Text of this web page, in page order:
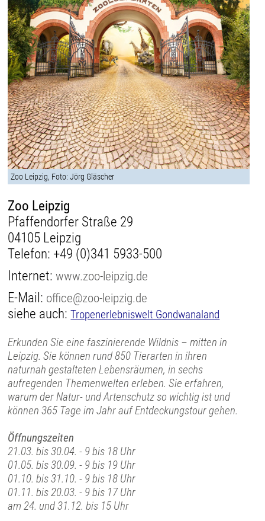
Zoo Leipzig, Foto: Jörg Gläscher
Zoo Leipzig
Pfaffendorfer Straße 29
04105 Leipzig
Telefon: +49 (0)341 5933-500
Internet:www.zoo-leipzig.de
E-Mail: office@zoo-leipzig.de
siehe auch:Tropenerlebniswelt Gondwanaland
Erkunden Sie eine faszinierende Wildnis – mitten in
Leipzig. Sie können rund 850 Tierarten in ihren
naturnah gestalteten Lebensräumen, in sechs
aufregenden Themenwelten erleben. Sie erfahren,
warum der Natur- und Artenschutz so wichtig ist und
können 365 Tage im Jahr auf Entdeckungstour gehen.
Öffnungszeiten
21.03. bis 30.04. - 9 bis 18 Uhr
01.05. bis 30.09. - 9 bis 19 Uhr
01.10. bis 31.10. - 9 bis 18 Uhr
01.11. bis 20.03. - 9 bis 17 Uhr
am 24. und 31.12. bis 15 Uhr